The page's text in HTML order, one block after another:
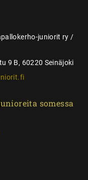
juniorit ry /
9 B, 60220 Seinäjoki
somessa